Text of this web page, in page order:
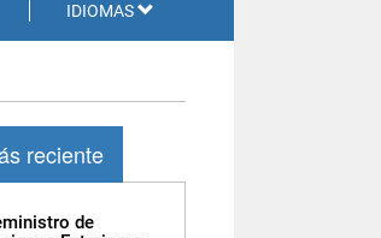
IDIOMAS
reciente
de